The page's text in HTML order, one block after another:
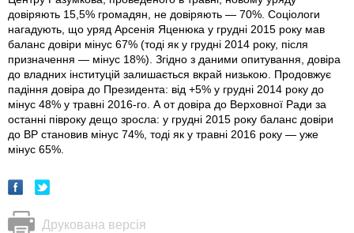
довіряють 15,5% громадян, не довіряють — 70%. Соціологи
нагадують, що уряд Арсенія Яценюка у грудні 2015 року мав
баланс довіри мiнус 67% (тоді як у грудні 2014 року, після
призначення — мiнус 18%). Згідно з даними опитування, довіра
до владних інституцій залишається вкрай низькою. Продовжує
падіння довіра до Президента: від +5% у грудні 2014 року до
мiнус 48% у травні 2016-го. А от довіра до Верховної Ради за
останні півроку дещо зросла: у грудні 2015 року баланс довіри
до ВР становив мiнус 74%, тоді як у травні 2016 року — уже
мiнус 65%.
Друкована версія